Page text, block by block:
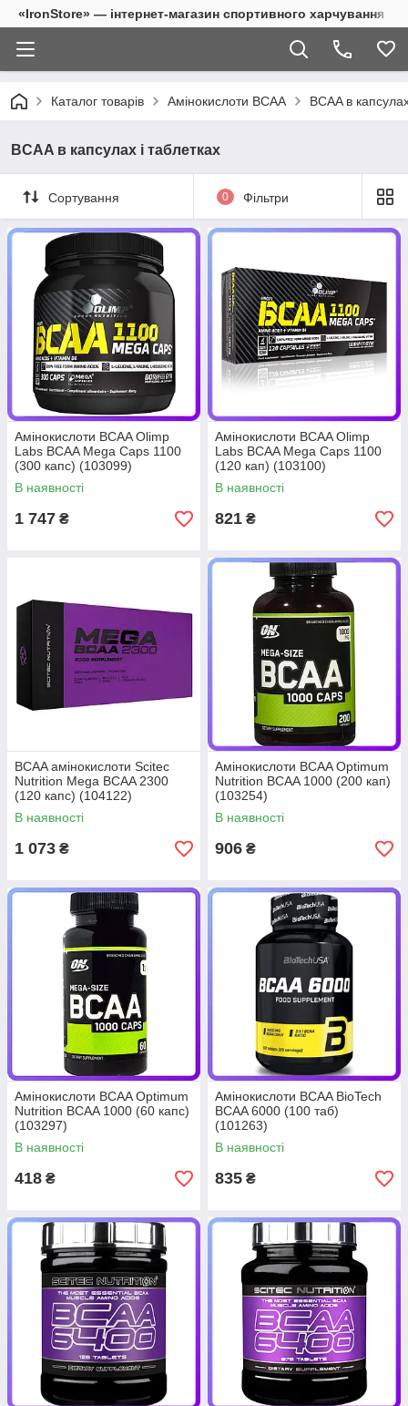
«IronStore» — інтернет-магазин спортивного харчування
Каталог товарів Амінокислоти BCAA BCAA в
BCAA в капсулах і таблетках
Сортування 0 Фільтри
Амінокислоти BCAA Olimp
Labs BCAA Mega Caps 1100
(300 капс) (103099)
В наявності
1 747 ₴
Амінокислоти BCAA Olimp
Labs BCAA Mega Caps 1100
(120 кап) (103100)
В наявності
821 ₴
BCAA амінокислоти Scitec
Nutrition Mega BCAA 2300
(120 капс) (104122)
В наявності
1 073 ₴
Амінокислоти BCAA Optimum
Nutrition BCAA 1000 (200 кап)
(103254)
В наявності
906 ₴
Амінокислоти BCAA Optimum
Nutrition BCAA 1000 (60 капс)
(103297)
В наявності
418 ₴
Амінокислоти BCAA BioTech
BCAA 6000 (100 таб)
(101263)
В наявності
835 ₴